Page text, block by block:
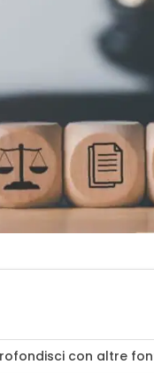
con altre